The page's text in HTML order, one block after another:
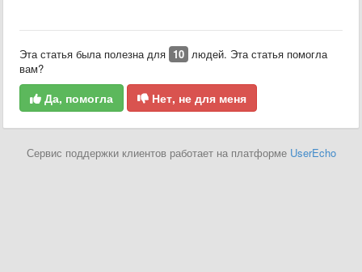
Эта статья была полезна для 10 людей. Эта статья помогла
вам?
Да, помогла Нет, не для меня
Сервис поддержки клиентов работает на платформе UserEcho